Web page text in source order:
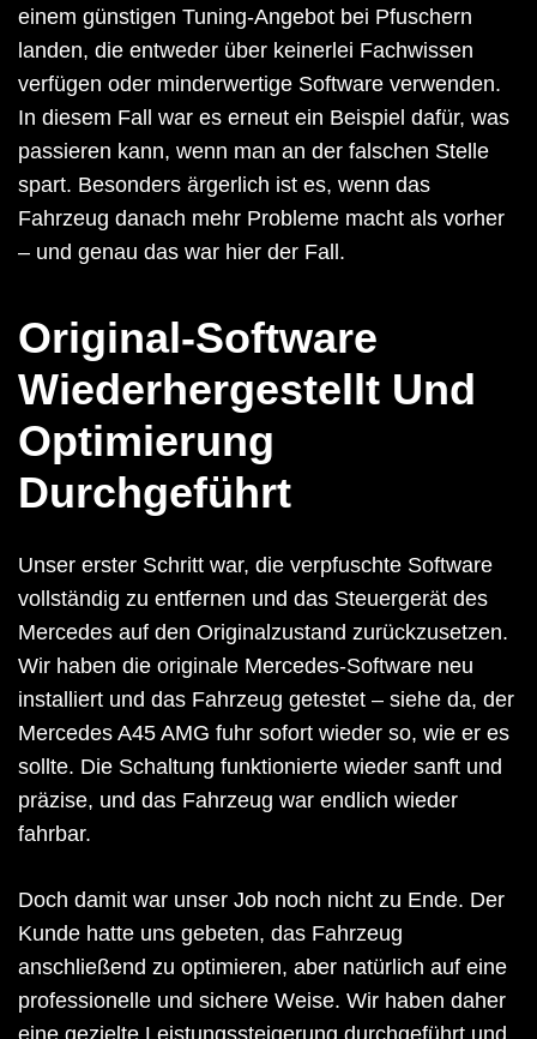
einem günstigen Tuning-Angebot bei Pfuschern
landen, die entweder über keinerlei Fachwissen
verfügen oder minderwertige Software verwenden.
In diesem Fall war es erneut ein Beispiel dafür, was
passieren kann, wenn man an der falschen Stelle
spart. Besonders ärgerlich ist es, wenn das
Fahrzeug danach mehr Probleme macht als vorher
– und genau das war hier der Fall.
Original-Software
Wiederhergestellt Und
Optimierung
Durchgeführt
Unser erster Schritt war, die verpfuschte Software
vollständig zu entfernen und das Steuergerät des
Mercedes auf den Originalzustand zurückzusetzen.
Wir haben die originale Mercedes-Software neu
installiert und das Fahrzeug getestet – siehe da, der
Mercedes A45 AMG fuhr sofort wieder so, wie er es
sollte. Die Schaltung funktionierte wieder sanft und
präzise, und das Fahrzeug war endlich wieder
fahrbar.
Doch damit war unser Job noch nicht zu Ende. Der
Kunde hatte uns gebeten, das Fahrzeug
anschließend zu optimieren, aber natürlich auf eine
professionelle und sichere Weise. Wir haben daher
eine gezielte Leistungssteigerung durchgeführt und